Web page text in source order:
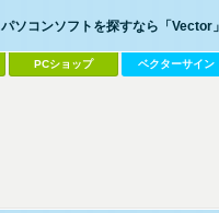
パソコンソフトを探すなら「Vector」
PCショップ ベクターサイン